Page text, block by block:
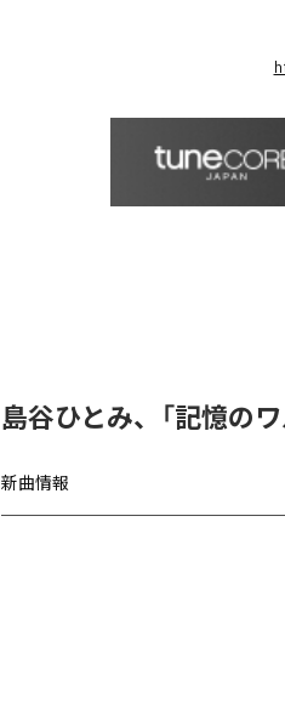
島谷ひとみ、「記憶の
新曲情報